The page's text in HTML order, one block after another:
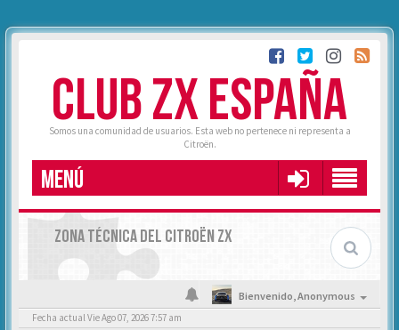
CLUB ZX ESPAÑA
Somos una comunidad de usuarios. Esta web no pertenece ni representa a
Citroën.
MENÚ
ZONA TÉCNICA DEL CITROËN ZX
Bienvenido,Anonymous
Fecha actual Vie Ago 07, 2026 7:57 am